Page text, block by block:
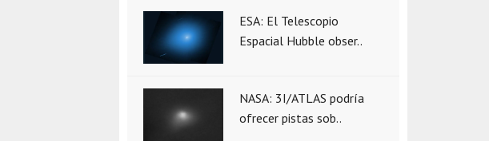
ESA: El Telescopio
Espacial Hubble obser..
NASA: 3I/ATLAS podría
ofrecer pistas sob..